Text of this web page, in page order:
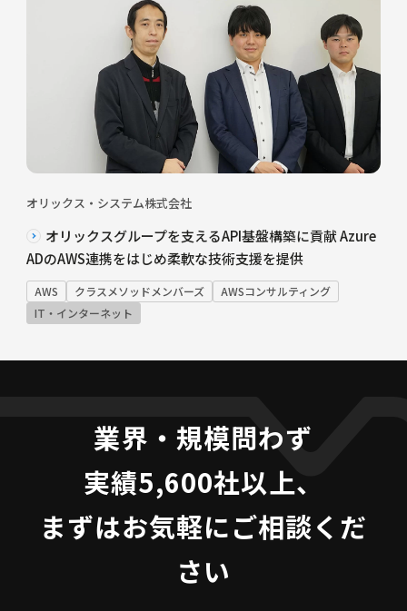
オリックス・システム株式会社
オリックスグループを支えるAPI基盤構築に貢献 Azure
ADのAWS連携をはじめ柔軟な技術支援を提供
AWS クラスメソッドメンバーズ
AWSコンサルティング
IT・インターネット
業界・規模問わず
実績5,600社以上、
まずはお気軽にご相談くだ
さい